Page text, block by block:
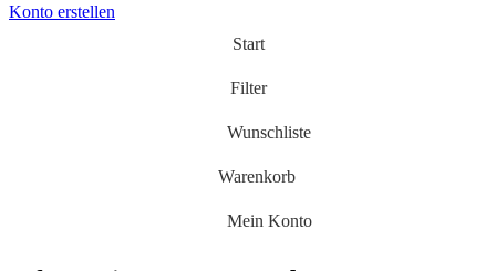
Konto erstellen
Start
Filter
Wunschliste
Warenkorb
Mein Konto